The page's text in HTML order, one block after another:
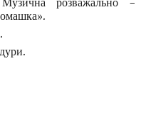
розважально –